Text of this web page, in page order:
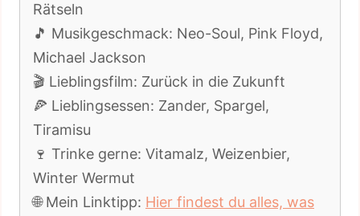
Rätseln
🎵 Musikgeschmack: Neo-Soul, Pink Floyd,
Michael Jackson
🎬 Lieblingsfilm: Zurück in die Zukunft
🍕 Lieblingsessen: Zander, Spargel,
Tiramisu
🍷 Trinke gerne: Vitamalz, Weizenbier,
Winter Wermut
🌐 Mein Linktipp: Hier findest du alles, was